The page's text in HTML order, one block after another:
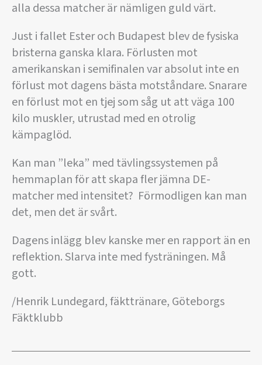
alla dessa matcher är nämligen guld värt.
Just i fallet Ester och Budapest blev de fysiska
bristerna ganska klara. Förlusten mot
amerikanskan i semifinalen var absolut inte en
förlust mot dagens bästa motståndare. Snarare
en förlust mot en tjej som såg ut att väga 100
kilo muskler, utrustad med en otrolig
kämpaglöd.
Kan man ”leka” med tävlingssystemen på
hemmaplan för att skapa fler jämna DE-
matcher med intensitet? Förmodligen kan man
det, men det är svårt.
Dagens inlägg blev kanske mer en rapport än en
reflektion. Slarva inte med fysträningen. Må
gott.
/Henrik Lundegard, fäkttränare, Göteborgs
Fäktklubb